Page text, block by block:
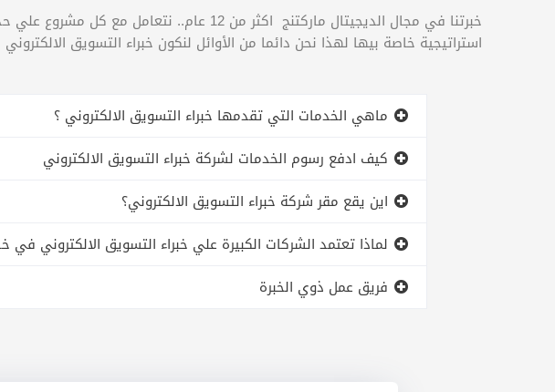
خبرتنا في مجال الديجيتال ماركتنج اكثر
استراتيجية خاصة بيها لهذا نحن دائما من الأوائل لنكون خبراء التسويق الالكتروني
ماهي الخدمات التي تقدمها خبراء التسويق الالكتروني ؟
كيف ادفع رسوم الخدمات لشركة خبراء التسويق الالكتروني
اين يقع مقر شركة خبراء التسويق الالكتروني؟
لماذا تعتمد الشركات الكبيرة علي خبراء التسويق الالكتروني
فريق عمل ذوي الخبرة